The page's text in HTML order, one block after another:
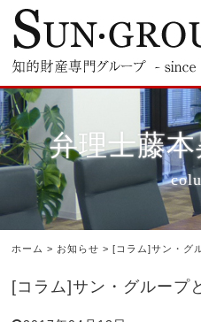
弁理士藤
ホーム > お知らせ >[コラム]サン・グ
[コラム]サン・グループ